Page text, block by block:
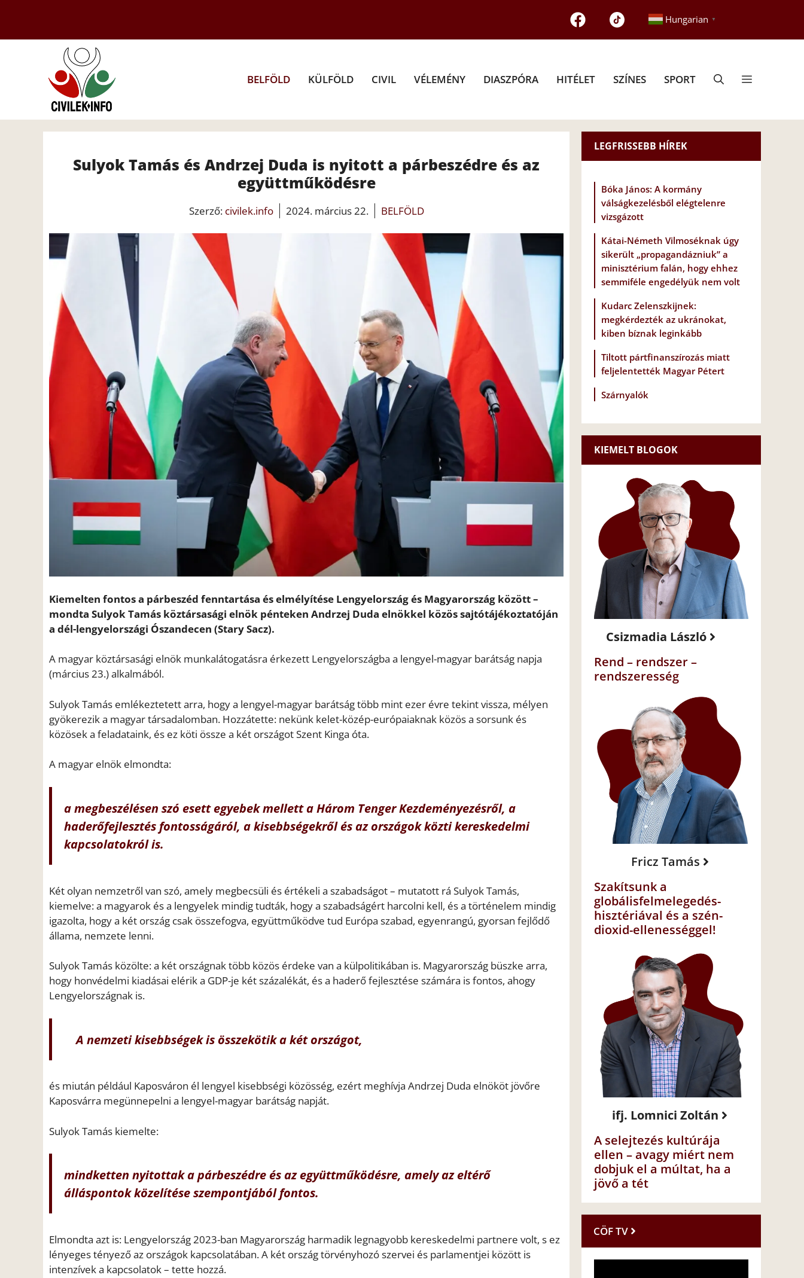
tartalomba
Hungarian ▼
BELFÖLD KÜLFÖLD CIVIL VÉLEMÉNY DIASZPÓRA HITÉLET SZÍNES SPORT
Sulyok Tamás és Andrzej Duda is nyitott a párbeszédre és az
együttműködésre
Szerző: civilek.info 2024. március 22. BELFÖLD
Kiemelten fontos a párbeszéd fenntartása és elmélyítése Lengyelország és Magyarország között –
mondta Sulyok Tamás köztársasági elnök pénteken Andrzej Duda elnökkel közös sajtótájékoztatóján
a dél-lengyelországi Ószandecen (Stary Sacz).
A magyar köztársasági elnök munkalátogatásra érkezett Lengyelországba a lengyel-magyar barátság napja
(március 23.) alkalmából.
Sulyok Tamás emlékeztetett arra, hogy a lengyel-magyar barátság több mint ezer évre tekint vissza, mélyen
gyökerezik a magyar társadalomban. Hozzátette: nekünk kelet-közép-európaiaknak közös a sorsunk és
közösek a feladataink, és ez köti össze a két országot Szent Kinga óta.
A magyar elnök elmondta:
a megbeszélésen szó esett egyebek mellett a Három Tenger Kezdeményezésről, a
haderőfejlesztés fontosságáról, a kisebbségekről és az országok közti kereskedelmi
kapcsolatokról is.
Két olyan nemzetről van szó, amely megbecsüli és értékeli a szabadságot – mutatott rá Sulyok Tamás,
kiemelve: a magyarok és a lengyelek mindig tudták, hogy a szabadságért harcolni kell, és a történelem mindig
igazolta, hogy a két ország csak összefogva, együttműködve tud Európa szabad, egyenrangú, gyorsan fejlődő
állama, nemzete lenni.
Sulyok Tamás közölte: a két országnak több közös érdeke van a külpolitikában is. Magyarország büszke arra,
hogy honvédelmi kiadásai elérik a GDP-je két százalékát, és a haderő fejlesztése számára is fontos, ahogy
Lengyelországnak is.
A nemzeti kisebbségek is összekötik a két országot,
és miután például Kaposváron él lengyel kisebbségi közösség, ezért meghívja Andrzej Duda elnököt jövőre
Kaposvárra megünnepelni a lengyel-magyar barátság napját.
Sulyok Tamás kiemelte:
mindketten nyitottak a párbeszédre és az együttműködésre, amely az eltérő
álláspontok közelítése szempontjából fontos.
Elmondta azt is: Lengyelország 2023-ban Magyarország harmadik legnagyobb kereskedelmi partnere volt, s ez
lényeges tényező az országok kapcsolatában. A két ország törvényhozó szervei és parlamentjei között is
intenzívek a kapcsolatok – tette hozzá.
LEGFRISSEBB HÍREK
Bóka János: A kormány
válságkezelésből elégtelenre
vizsgázott
Kátai-Németh Vilmoséknak úgy
sikerült „propagandázniuk” a
minisztérium falán, hogy ehhez
semmiféle engedélyük nem volt
Kudarc Zelenszkijnek:
megkérdezték az ukránokat,
kiben bíznak leginkább
Tiltott pártfinanszírozás miatt
feljelentették Magyar Pétert
Szárnyalók
KIEMELT BLOGOK
Csizmadia László
Rend – rendszer –
rendszeresség
Fricz Tamás
Szakítsunk a
globálisfelmelegedés-
hisztériával és a szén-
dioxid-ellenességgel!
ifj. Lomnici Zoltán
A selejtezés kultúrája
ellen – avagy miért nem
dobjuk el a múltat, ha a
jövő a tét
CÖF TV